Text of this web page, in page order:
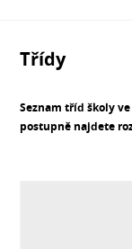
Třídy
Seznam tříd školy
postupně najdete